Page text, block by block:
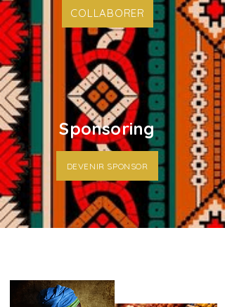
COLLABORER
Sponsoring
DEVENIR SPONSOR